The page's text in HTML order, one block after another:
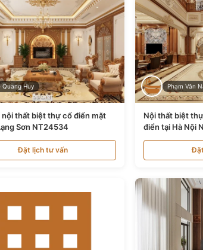
Quang Huy
thất biệt thự cổ điển mặt
Sơn NT24534
Đặt lịch tư vấn
Phạm Văn
Nội thất biệt
điển tại Hà Nội